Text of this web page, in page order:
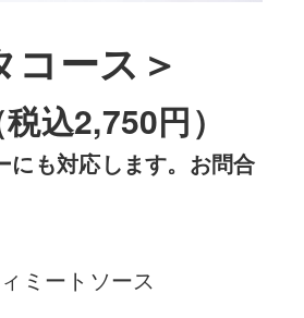
コース ＞
込2,750円）
にも対応します。お問合
ミートソース